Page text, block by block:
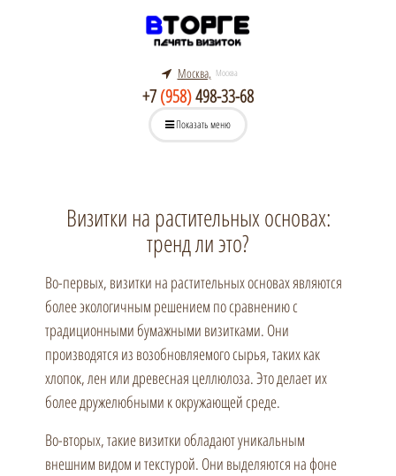
Москва, Москва
+7(958)498-33-68
Показать меню
Визитки на растительных основах:
тренд ли это?
Во-первых, визитки на растительных основах являются
более экологичным решением по сравнению с
традиционными бумажными визитками. Они
производятся из возобновляемого сырья, таких как
хлопок, лен или древесная целлюлоза. Это делает их
более дружелюбными к окружающей среде.
Во-вторых, такие визитки обладают уникальным
внешним видом и текстурой. Они выделяются на фоне